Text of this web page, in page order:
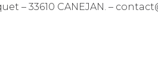
– 33610 CANEJAN. –